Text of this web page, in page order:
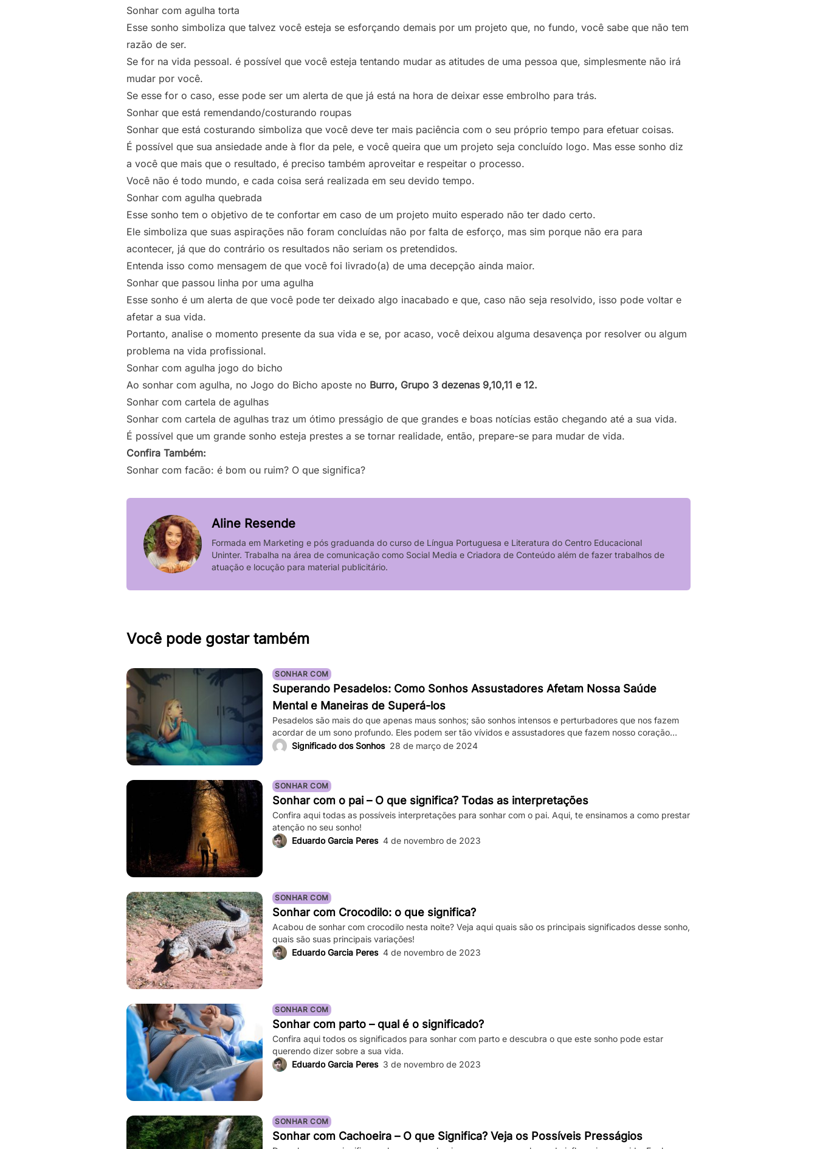
Sonhar com agulha torta
Esse sonho simboliza que talvez você esteja se esforçando demais por um projeto que, no fundo, você sabe que não tem
razão de ser.
Se for na vida pessoal. é possível que você esteja tentando mudar as atitudes de uma pessoa que, simplesmente não irá
mudar por você.
Se esse for o caso, esse pode ser um alerta de que já está na hora de deixar esse embrolho para trás.
Sonhar que está remendando/costurando roupas
Sonhar que está costurando simboliza que você deve ter mais paciência com o seu próprio tempo para efetuar coisas.
É possível que sua ansiedade ande à flor da pele, e você queira que um projeto seja concluído logo. Mas esse sonho diz
a você que mais que o resultado, é preciso também aproveitar e respeitar o processo.
Você não é todo mundo, e cada coisa será realizada em seu devido tempo.
Sonhar com agulha quebrada
Esse sonho tem o objetivo de te confortar em caso de um projeto muito esperado não ter dado certo.
Ele simboliza que suas aspirações não foram concluídas não por falta de esforço, mas sim porque não era para
acontecer, já que do contrário os resultados não seriam os pretendidos.
Entenda isso como mensagem de que você foi livrado(a) de uma decepção ainda maior.
Sonhar que passou linha por uma agulha
Esse sonho é um alerta de que você pode ter deixado algo inacabado e que, caso não seja resolvido, isso pode voltar e
afetar a sua vida.
Portanto, analise o momento presente da sua vida e se, por acaso, você deixou alguma desavença por resolver ou algum
problema na vida profissional.
Sonhar com agulha jogo do bicho
Ao sonhar com agulha, no Jogo do Bicho aposte no Burro, Grupo 3 dezenas 9,10,11 e 12.
Sonhar com cartela de agulhas
Sonhar com cartela de agulhas traz um ótimo presságio de que grandes e boas notícias estão chegando até a sua vida.
É possível que um grande sonho esteja prestes a se tornar realidade, então, prepare-se para mudar de vida.
Confira Também:
Sonhar com facão: é bom ou ruim? O que significa?
Aline Resende
Formada em Marketing e pós graduanda do curso de Língua Portuguesa e Literatura do Centro Educacional
Uninter. Trabalha na área de comunicação como Social Media e Criadora de Conteúdo além de fazer trabalhos de
atuação e locução para material publicitário.
Você pode gostar também
SONHAR COM
Superando Pesadelos: Como Sonhos Assustadores Afetam Nossa Saúde
Mental e Maneiras de Superá-los
Pesadelos são mais do que apenas maus sonhos; são sonhos intensos e perturbadores que nos fazem
acordar de um sono profundo. Eles podem ser tão vívidos e assustadores que fazem nosso coração
bater forte, e a sensação de medo persiste mesmo depois de acordarmos. Enquanto pesadelos
Significado dos Sonhos 28 de março de 2024
SONHAR COM
Sonhar com o pai – O que significa? Todas as interpretações
Confira aqui todas as possíveis interpretações para sonhar com o pai. Aqui, te ensinamos a como prestar
atenção no seu sonho!
Eduardo Garcia Peres 4 de novembro de 2023
SONHAR COM
Sonhar com Crocodilo: o que significa?
Acabou de sonhar com crocodilo nesta noite? Veja aqui quais são os principais significados desse sonho,
quais são suas principais variações!
Eduardo Garcia Peres 4 de novembro de 2023
SONHAR COM
Sonhar com parto – qual é o significado?
Confira aqui todos os significados para sonhar com parto e descubra o que este sonho pode estar
querendo dizer sobre a sua vida.
Eduardo Garcia Peres 3 de novembro de 2023
SONHAR COM
Sonhar com Cachoeira – O que Significa? Veja os Possíveis Presságios